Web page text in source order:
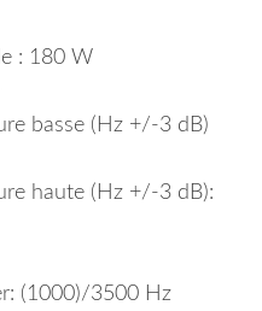
: 180 W
basse (Hz +/-3 dB)
haute (Hz +/-3 dB):
(1000)/3500 Hz